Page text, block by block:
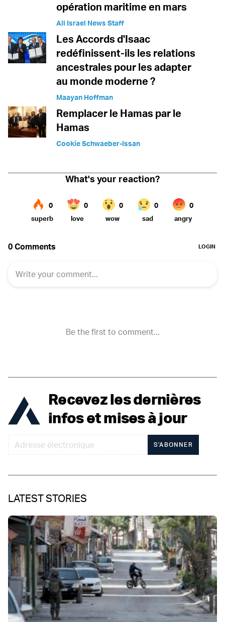
opération maritime en mars
All Israel News Staff
Les Accords d'Isaac
redéfinissent-ils les relations
ancestrales pour les adapter
au monde moderne ?
Maayan Hoffman
Remplacer le Hamas par le
Hamas
Cookie Schwaeber-Issan
Recevez les dernières
infos et mises à jour
S'ABONNER
LATEST STORIES